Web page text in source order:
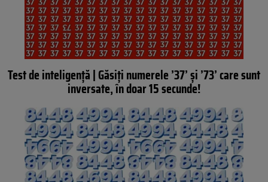
Test de inteligență | Găsiți numerele ’37’ și ’73’ care sunt
inversate, în doar 15 secunde!